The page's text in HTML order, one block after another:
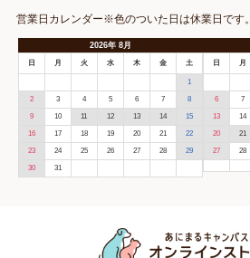
営業日カレンダー※色のついた日は休業日です。
2026年 8月
日 月 火 水 木 金 土
1
2 3 4 5 6 7 8
9 10 11 12 13 14 15
16 17 18 19 20 21 22
23 24 25 26 27 28 29
30 31
日 月
6 7
13 14
20 21
27 28